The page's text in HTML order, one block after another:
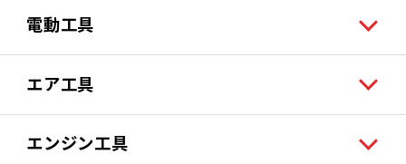
電動工具
エア工具
エンジン工具